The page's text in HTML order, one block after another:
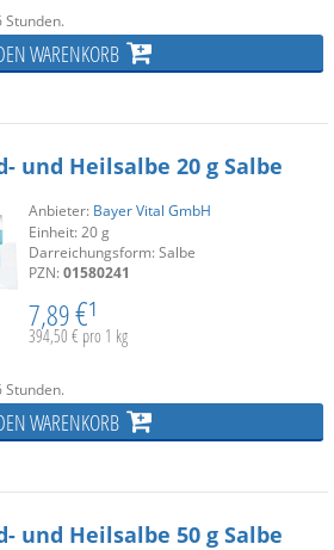
WARENKORB
und Heilsalbe20 gSalbe
Anbieter: Bayer Vital GmbH
Einheit: 20g
Darreichungsform:Salbe
PZN:01580241
7,89€¹
394,50 € pro 1 kg
WARENKORB
und Heilsalbe50 gSalbe